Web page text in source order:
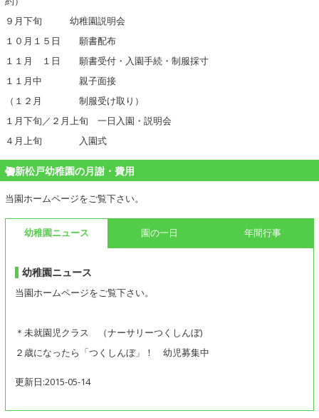
９月下旬 幼稚園説明会
１０月１５日 願書配布
１１月 １日 願書受付・入園手続・制服採寸
１１月中 親子面接
（１２月 制服受け取り）
１月下旬／２月上旬 一日入園・説明会
４月上旬 入園式
新松戸幼稚園の月謝・費用
当園ホームページをご覧下さい。
幼稚園ニュース 園の一日 年間行事
幼稚園ニュース
当園ホームページをご覧下さい。
＊未就園児クラス （ナーサリーつくしんぼ)
２歳になったら「つくしんぼ」！ 幼児募集中
更新日:2015-05-14